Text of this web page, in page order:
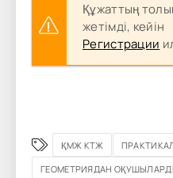
Құжаттың
жетімді, кейін
Регистрации
ҚМЖ КТЖ
ГЕОМЕТРИЯДАН